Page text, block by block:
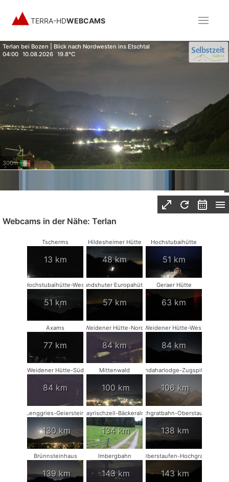
TERRA-HDWEBCAMS
Terlan bei Bozen | Blick nach Nordwesten ins Etschtal
04:00 10.08.2026 19.8°C
300m
Webcams in der Nähe: Terlan
Tscherms
13 km
Hildesheimer Hütte
48 km
Hochstubaihütte
51 km
Hochstubaihütte-West
51 km
Landshuter Europahütte
57 km
Geraer Hütte
63 km
Axams
77 km
Weidener Hütte-Nord
84 km
Weidener Hütte-West
84 km
Weidener Hütte-Süd
84 km
Mittenwald
100 km
Kandaharlodge-Zugspitze
106 km
Lenggries-Geierstein
130 km
Bayrischzell-Bäckeralm
134 km
Hochgratbahn-Oberstaufen
138 km
Brünnsteinhaus
139 km
Imbergbahn
143 km
Oberstaufen-Hochgrat
143 km